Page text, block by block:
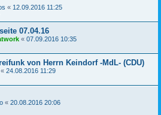
« 12.09.2016 11:25
07.04.16
« 07.09.2016 10:35
von Herrn Keindorf -MdL- (CDU)
« 24.08.2016 11:29
« 20.08.2016 20:06